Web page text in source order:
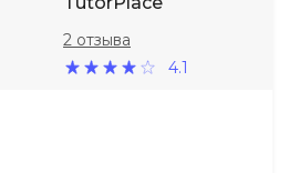
4.1
2 отзыва